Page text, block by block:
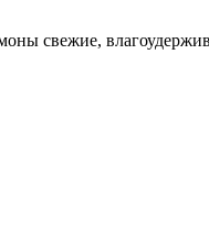
свежие,